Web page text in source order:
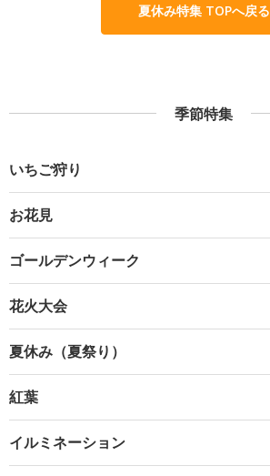
夏休み特集 TOPへ戻る
季節特集
いちご狩り
お花見
ゴールデンウィーク
花火大会
夏休み（夏祭り）
紅葉
イルミネーション